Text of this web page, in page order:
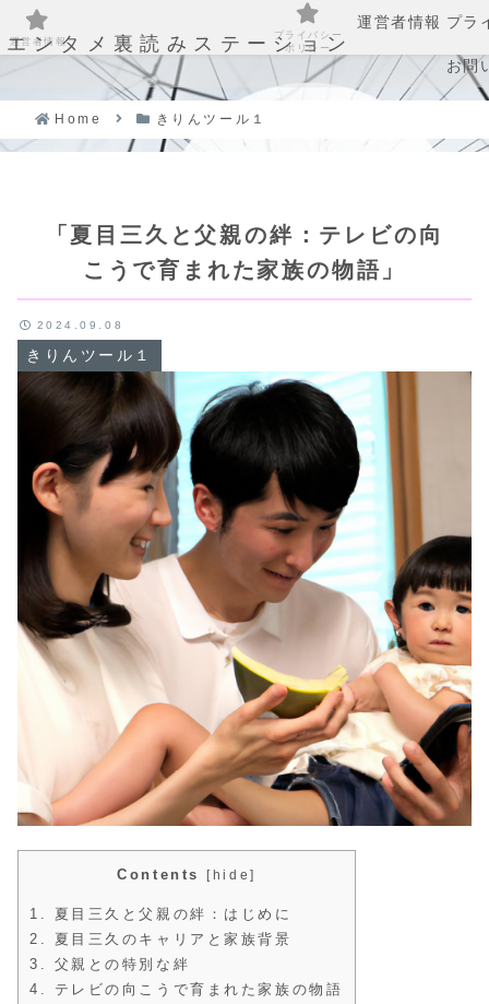
エンタメ裏読みステーション
運営者情報 プラ
お問
Home きりんツール１
「夏目三久と父親の絆：テレビの向
こうで育まれた家族の物語」
きりんツール１
2024.09.08
Contents [ hide]
1.
夏目三久と父親の絆：はじめに
2.
夏目三久のキャリアと家族背景
3.
父親との特別な絆
4.
テレビの向こうで育まれた家族の物語
運営者情報
プライバシー
ポリシー